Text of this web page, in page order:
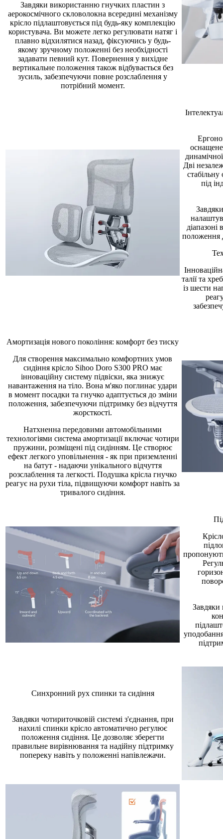
Завдяки використанню гнучких пластин з
аерокосмічного скловолокна всередині механізму
крісло підлаштовується під будь-яку комплекцію
користувача. Ви можете легко регулювати натяг і
плавно відхилятися назад, фіксуючись у будь-
якому зручному положенні без необхідності
задавати певний кут. Повернення у вихідне
вертикальне положення також відбувається без
зусиль, забезпечуючи повне розслаблення у
потрібний момент.
Дві
під
діапазоні
положення
талії та
із шести
Амортизація нового покоління: комфорт без тиску
Для створення максимально комфортних умов
сидіння крісло Sihoo Doro S300 PRO має
інноваційну систему підвіски, яка знижує
навантаження на тіло. Вона м'яко поглинає удари
в момент посадки та гнучко адаптується до зміни
положення, забезпечуючи підтримку без відчуття
жорсткості.
Натхненна передовими автомобільними
технологіями система амортизації включає чотири
пружини, розміщені під сидінням. Це створює
ефект легкого уповільнення - як при приземленні
на батут - надаючи унікального відчуття
розслаблення та легкості. Подушка крісла гнучко
реагує на рухи тіла, підвищуючи комфорт навіть за
тривалого сидіння.
Завдяки
Синхронний рух спинки та сидіння
Завдяки чотириточковій системі з'єднання, при
нахилі спинки крісло автоматично регулює
положення сидіння. Це дозволяє зберегти
правильне вирівнювання та надійну підтримку
попереку навіть у положенні напівлежачи.